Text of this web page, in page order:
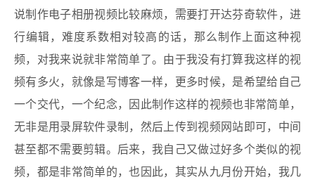
说制作电子相册视频比较麻烦，需要打开达芬奇软件，进
行编辑，难度系数相对较高的话，那么制作上面这种视
频，对我来说就非常简单了。由于我没有打算我这样的视
频有多火，就像是写博客一样，更多时候，是希望给自己
一个交代，一个纪念，因此制作这样的视频也非常简单，
无非是用录屏软件录制，然后上传到视频网站即可，中间
甚至都不需要剪辑。后来，我自己又做过好多个类似的视
频，都是非常简单的，也因此，其实从九月份开始，我几